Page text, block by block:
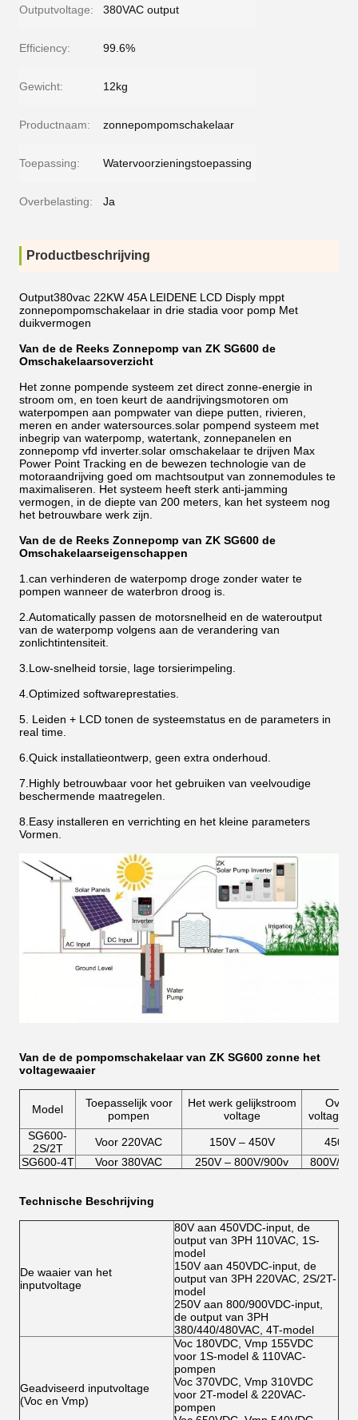
Outputvoltage: 380VAC output
Efficiency: 99.6%
Gewicht: 12kg
Productnaam: zonnepompomschakelaar
Toepassing: Watervoorzieningstoepassing
Overbelasting: Ja
Productbeschrijving
Output380vac 22KW 45A LEIDENE LCD Disply mppt
zonnepompomschakelaar in drie stadia voor pomp Met
duikvermogen
Van de de Reeks Zonnepomp van ZK SG600 de
Omschakelaarsoverzicht
Het zonne pompende systeem zet direct zonne-energie in
stroom om, en toen keurt de aandrijvingsmotoren om
waterpompen aan pompwater van diepe putten, rivieren,
meren en ander watersources.solar pompend systeem met
inbegrip van waterpomp, watertank, zonnepanelen en
zonnepomp vfd inverter.solar omschakelaar te drijven Max
Power Point Tracking en de bewezen technologie van de
motoraandrijving goed om machtsoutput van zonnemodules te
maximaliseren. Het systeem heeft sterk anti-jamming
vermogen, in de diepte van 200 meters, kan het systeem nog
het betrouwbare werk zijn.
Van de de Reeks Zonnepomp van ZK SG600 de
Omschakelaarseigenschappen
1.can verhinderen de waterpomp droge zonder water te
pompen wanneer de waterbron droog is.
2.Automatically passen de motorsnelheid en de wateroutput
van de waterpomp volgens aan de verandering van
zonlichtintensiteit.
3.Low-snelheid torsie, lage torsierimpeling.
4.Optimized softwareprestaties.
5. Leiden + LCD tonen de systeemstatus en de parameters in
real time.
6.Quick installatieontwerp, geen extra onderhoud.
7.Highly betrouwbaar voor het gebruiken van veelvoudige
beschermende maatregelen.
8.Easy installeren en verrichting en het kleine parameters
Vormen.
Van de de pompomschakelaar van ZK SG600 zonne het
voltagewaaier
Model
Toepasselijk voor
pompen
Het werk gelijkstroom
voltage
Over
SG600-
2S/2T
Voor 220VAC 150V – 450V
450V
SG600-4T
Voor 380VAC 250V – 800V/900v 800V/
Technische Beschrijving
De waaier van het
inputvoltage
80V aan 450VDC-input, de
output van 3PH 110VAC, 1S-
model
150V aan 450VDC-input, de
output van 3PH 220VAC, 2S/2T-
model
250V aan 800/900VDC-input,
de output van 3PH
380/440/480VAC, 4T-model
Geadviseerd inputvoltage
(Voc en Vmp)
Voc 180VDC, Vmp 155VDC
voor 1S-model & 110VAC-
pompen
Voc 370VDC, Vmp 310VDC
voor 2T-model & 220VAC-
pompen